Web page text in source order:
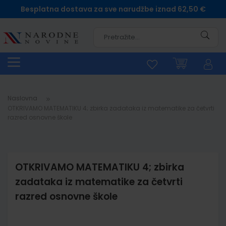
Besplatna dostava za sve narudžbe iznad 62,50 €
Naslovna
OTKRIVAMO MATEMATIKU 4; zbirka
zadataka iz matematike za četvrti
razred osnovne škole